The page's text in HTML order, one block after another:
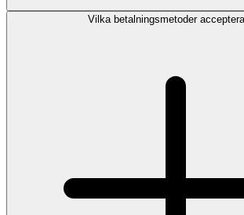
Vilka betalningsmetoder